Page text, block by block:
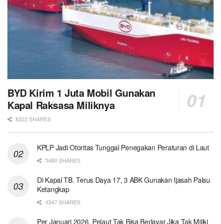
BYD Kirim 1 Juta Mobil Gunakan
Kapal Raksasa Miliknya
6322 SHARES
KPLP Jadi Otoritas Tunggal Penegakan Peraturan di Laut
5480 SHARES
Di Kapal TB. Terus Daya 17, 3 ABK Gunakan Ijasah Palsu
Ketangkap
4547 SHARES
Per Januari 2026, Pelaut Tak Bisa Berlayar Jika Tak Miliki